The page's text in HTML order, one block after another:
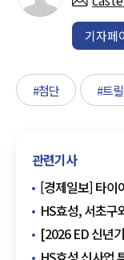
기자페
#첨단 #트
관련기사
[경제일보] 타이
미래소재로 확장
HS효성, 서초
[2026 ED 신년
사업으로 시선